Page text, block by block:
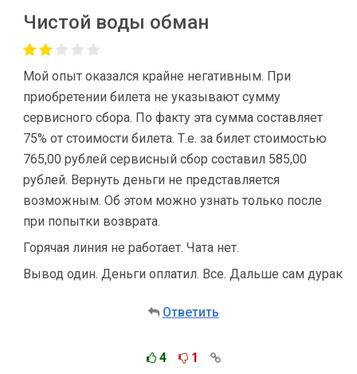
Чистой воды обман
Мой опыт оказался крайне негативным. При
приобретении билета не указывают сумму
сервисного сбора. По факту эта сумма составляет
75% от стоимости билета. Т.е. за билет стоимостью
765,00 рублей сервисный сбор составил 585,00
рублей. Вернуть деньги не представляется
возможным. Об этом можно узнать только после
при попытки возврата.
Горячая линия не работает. Чата нет.
Вывод один. Деньги оплатил. Все. Дальше сам дурак
Ответить
4 1